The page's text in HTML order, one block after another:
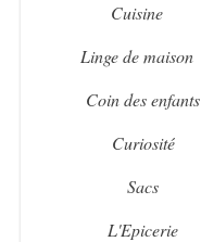
Cuisine
Linge de maison
Coin des enfants
Curiosité
Sacs
L'Epicerie